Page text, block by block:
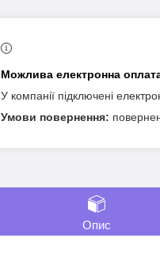
У компанії підключені
Опис